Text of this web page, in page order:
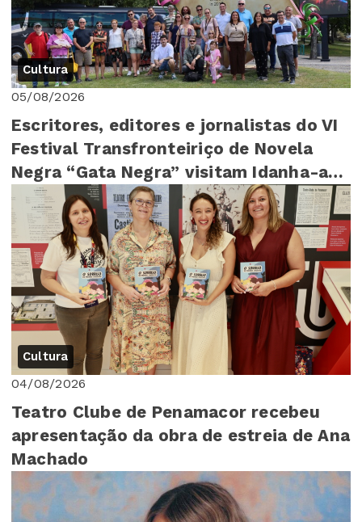
Cultura
05/08/2026
Escritores, editores e jornalistas do VI
Festival Transfronteiriço de Novela
Negra “Gata Negra” visitam Idanha-a-
Nova
Cultura
04/08/2026
Teatro Clube de Penamacor recebeu
apresentação da obra de estreia de Ana
Machado